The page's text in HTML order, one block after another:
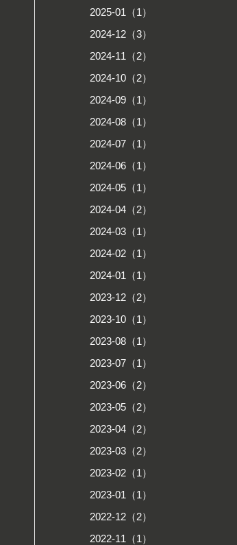
2025-01（1）
2024-12（3）
2024-11（2）
2024-10（2）
2024-09（1）
2024-08（1）
2024-07（1）
2024-06（1）
2024-05（1）
2024-04（2）
2024-03（1）
2024-02（1）
2024-01（1）
2023-12（2）
2023-10（1）
2023-08（1）
2023-07（1）
2023-06（2）
2023-05（2）
2023-04（2）
2023-03（2）
2023-02（1）
2023-01（1）
2022-12（2）
2022-11（1）